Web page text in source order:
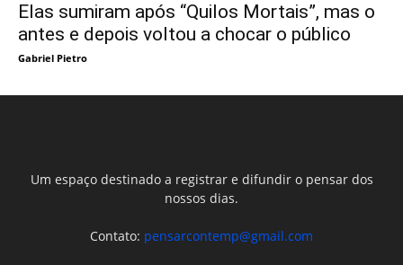
Elas sumiram após “Quilos Mortais”, mas o
antes e depois voltou a chocar o público
Gabriel Pietro
Um espaço destinado a registrar e difundir o pensar dos
nossos dias.
Contato: pensarcontemp@gmail.com